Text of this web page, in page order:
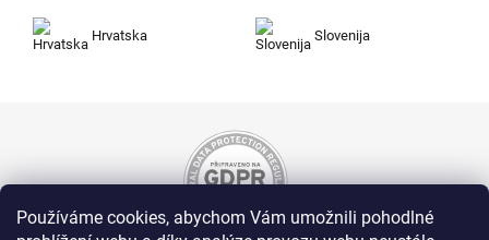
Používáme cookies, abychom Vám umožnili pohodlné
Hrvatska Slovenija